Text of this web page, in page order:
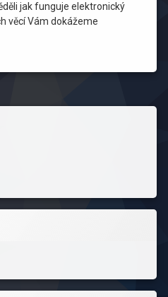
jak funguje elektronický
věcí Vám dokážeme